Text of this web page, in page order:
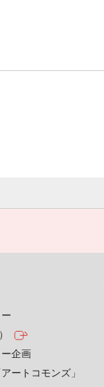
企画
ートコモンズ」